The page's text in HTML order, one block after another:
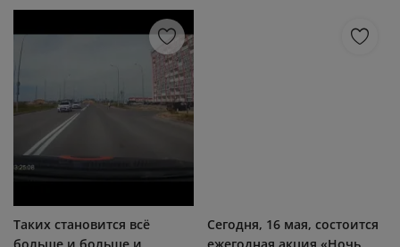
Таких становится всё
Сегодня, 16 мая, состоится